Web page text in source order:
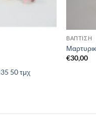
50 τμχ
ΒΑΠΤΙΣΗ
€30,00